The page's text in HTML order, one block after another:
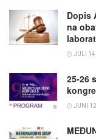
Dopis
na
JULI
25-26
JUNI